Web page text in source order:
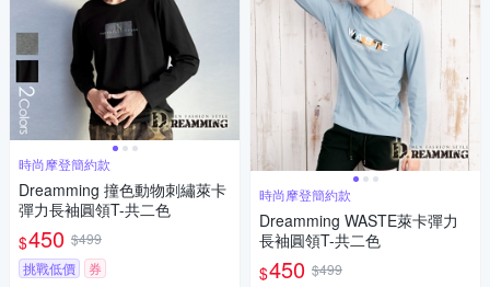
時尚摩登簡約款
Dreamming 撞色動物刺繡萊卡
彈力長袖圓領T-共二色
$450 $499
挑戰低價
券
時尚摩登簡約款
Dreamming WASTE萊卡彈力
長袖圓領T-共二色
$450 $499